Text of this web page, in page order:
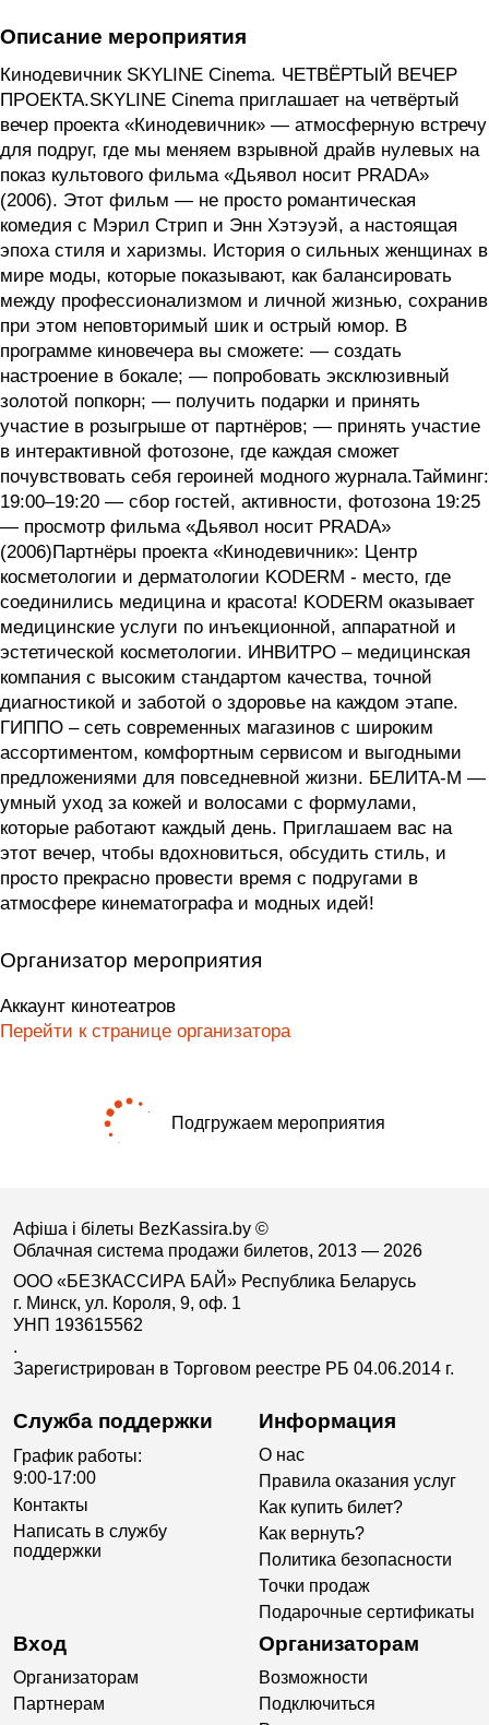
Описание мероприятия
Кинодевичник SKYLINE Cinema. ЧЕТВЁРТЫЙ ВЕЧЕР
ПРОЕКТА.SKYLINE Cinema приглашает на четвёртый
вечер проекта «Кинодевичник» — атмосферную встречу
для подруг, где мы меняем взрывной драйв нулевых на
показ культового фильма «Дьявол носит PRADA»
(2006). Этот фильм — не просто романтическая
комедия с Мэрил Стрип и Энн Хэтэуэй, а настоящая
эпоха стиля и харизмы. История о сильных женщинах в
мире моды, которые показывают, как балансировать
между профессионализмом и личной жизнью, сохранив
при этом неповторимый шик и острый юмор. В
программе киновечера вы сможете: — создать
настроение в бокале; — попробовать эксклюзивный
золотой попкорн; — получить подарки и принять
участие в розыгрыше от партнёров; — принять участие
в интерактивной фотозоне, где каждая сможет
почувствовать себя героиней модного журнала.Тайминг:
19:00–19:20 — сбор гостей, активности, фотозона 19:25
— просмотр фильма «Дьявол носит PRADA»
(2006)Партнёры проекта «Кинодевичник»: Центр
косметологии и дерматологии KODERM - место, где
соединились медицина и красота! KODERM оказывает
медицинские услуги по инъекционной, аппаратной и
эстетической косметологии. ИНВИТРО – медицинская
компания с высоким стандартом качества, точной
диагностикой и заботой о здоровье на каждом этапе.
ГИППО – сеть современных магазинов с широким
ассортиментом, комфортным сервисом и выгодными
предложениями для повседневной жизни. БЕЛИТА-М —
умный уход за кожей и волосами с формулами,
которые работают каждый день. Приглашаем вас на
этот вечер, чтобы вдохновиться, обсудить стиль, и
просто прекрасно провести время с подругами в
атмосфере кинематографа и модных идей!
Организатор мероприятия
Аккаунт кинотеатров
Перейти к странице организатора
Подгружаем мероприятия
Афіша і білеты BezKassira.by ©
Облачная система продажи билетов, 2013 — 2026
ООО «БЕЗКАССИРА БАЙ» Республика Беларусь
г. Минск, ул. Короля, 9, оф. 1
УНП 193615562
.
Зарегистрирован в Торговом реестре РБ 04.06.2014 г.
Служба поддержки
График работы:
9:00-17:00
Контакты
Написать в службу
поддержки
Информация
О нас
Правила оказания услуг
Как купить билет?
Как вернуть?
Политика безопасности
Точки продаж
Подарочные сертификаты
Вход
Организаторам
Партнерам
Организаторам
Возможности
Подключиться